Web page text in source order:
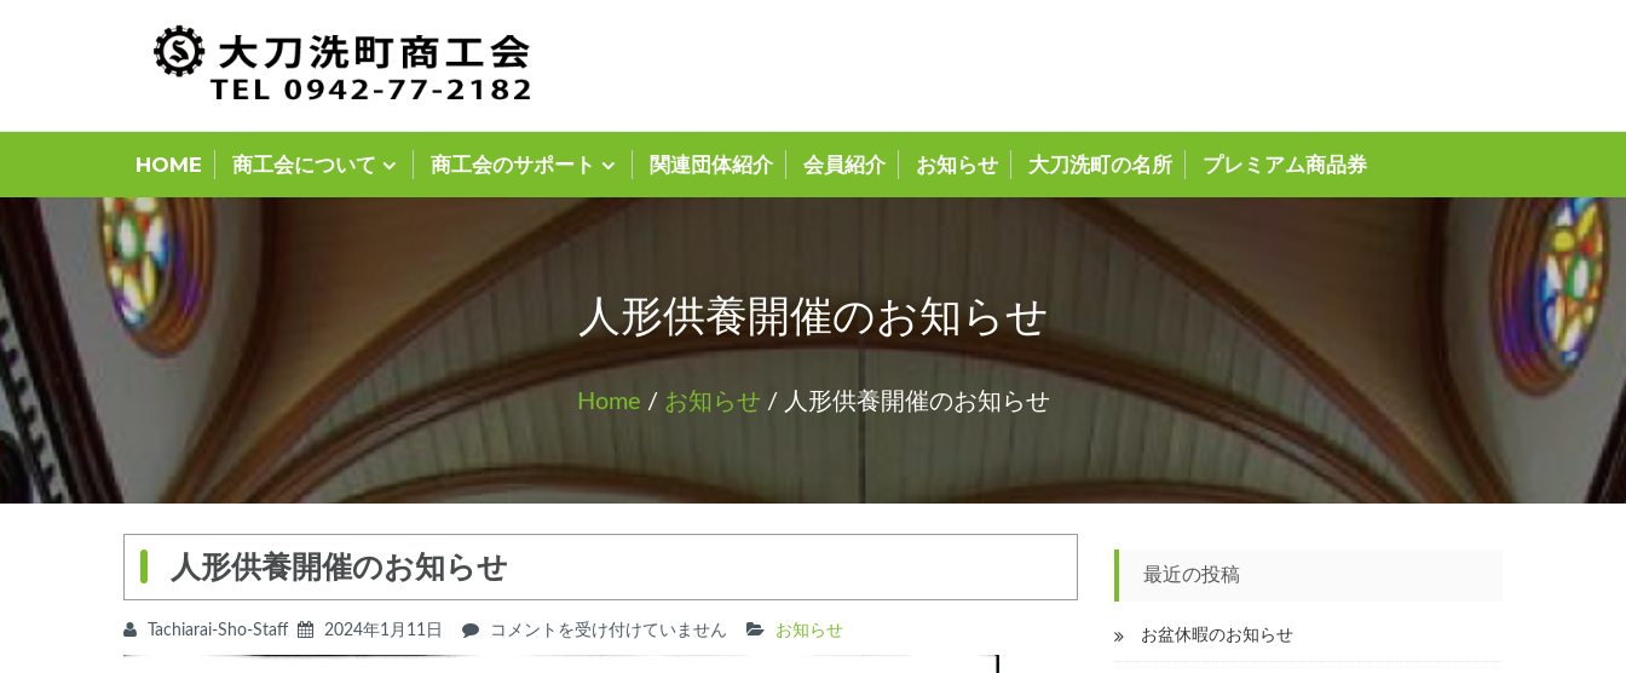
HOME 商工会について 商工会のサポート 関連団体紹介 会員紹介 お知らせ 大刀洗町の名所 プレミアム商品券
人形供養開催のお知らせ
Home / お知らせ / 人形供養開催のお知らせ
人形供養開催のお知らせ
Tachiarai-Sho-Staff 2024年1月11日
人
コメントを受け付けていません お知らせ
最近の投稿
お盆休暇のお知らせ